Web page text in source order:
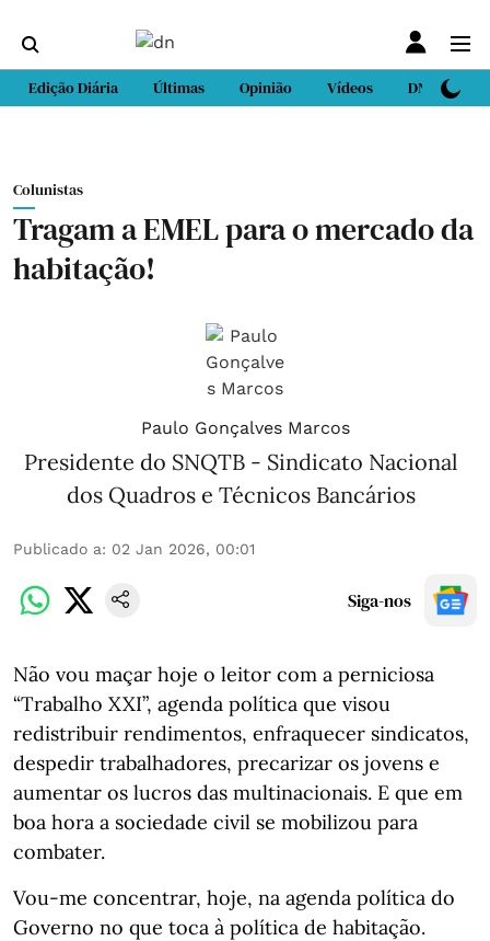
Edição Diária Últimas Opinião Vídeos DN Sport
Colunistas
Tragam a EMEL para o mercado da
habitação!
Paulo Gonçalves Marcos
Presidente do SNQTB - Sindicato Nacional
dos Quadros e Técnicos Bancários
Publicado a: 02 Jan 2026, 00:01
Siga-nos
Não vou maçar hoje o leitor com a perniciosa
“Trabalho XXI”, agenda política que visou
redistribuir rendimentos, enfraquecer sindicatos,
despedir trabalhadores, precarizar os jovens e
aumentar os lucros das multinacionais. E que em
boa hora a sociedade civil se mobilizou para
combater.
Vou-me concentrar, hoje, na agenda política do
Governo no que toca à política de habitação.